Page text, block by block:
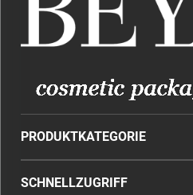
PRODUKTKATEGORIE
SCHNELLZUGRIFF